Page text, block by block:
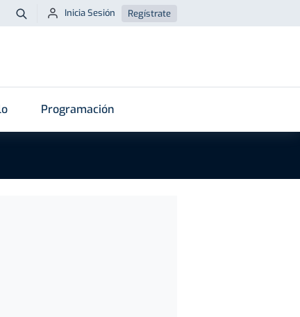
Buscar
Inicia Sesión Regístrate
Programación